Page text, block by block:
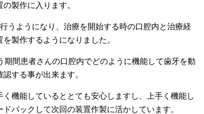
製作に入ります。
うようになり、治療を開始する時の口腔内と治療経
製作するようになりました。
間患者さんの口腔内でどのように機能して歯牙を動
する事が出来ます。
機能しているととても安心しますし、上手く機能し
バックして次回の装置作製に活かしています。